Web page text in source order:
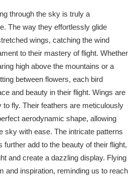
through the sky is truly a
The way they effortlessly glide
wings, catching the wind
to their mastery of flight. Whether
high above the mountains or a
between flowers, each bird
and beauty in their flight. Wings are
to fly. Their feathers are meticulously
aerodynamic shape, allowing
sky with ease. The intricate patterns
further add to the beauty of their flight,
and create a dazzling display. Flying
and inspiration, reminding us to reach